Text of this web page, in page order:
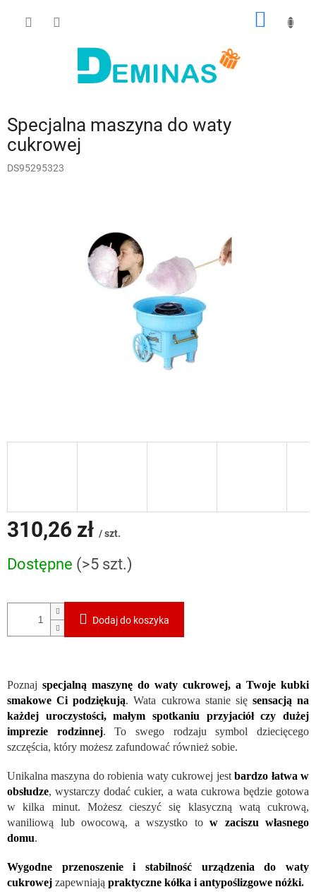
Specjalna maszyna do waty
cukrowej
DS95295323
310,26 zł / szt.
jednostkowa:
Dostępne (>5 szt.)
Dodaj do koszyka
Poznaj specjalną maszynę do waty cukrowej, a Twoje kubki
smakowe Ci podziękują. Wata cukrowa stanie się sensacją na
każdej uroczystości, małym spotkaniu przyjaciół czy dużej
imprezie rodzinnej. To swego rodzaju symbol dziecięcego
szczęścia, który możesz zafundować również sobie.
Unikalna maszyna do robienia waty cukrowej jestbardzo łatwa w
obsłudze, wystarczy dodać cukier, a wata cukrowa będzie gotowa
w kilka minut. Możesz cieszyć się klasyczną watą cukrową,
waniliową lub owocową, a wszystko to w zaciszu własnego
domu.
Wygodne przenoszenie i stabilność urządzenia do waty
cukrowej zapewniają praktyczne kółka i antypoślizgowe nóżki.